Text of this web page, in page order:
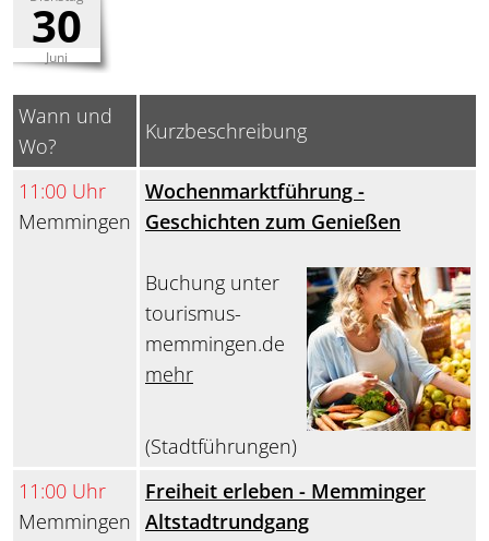
30
Juni
Wann und
Wo?
Kurzbeschreibung
11:00 Uhr
Memmingen
Wochenmarktführung -
Geschichten zum Genießen
Buchung unter
tourismus-
memmingen.de
mehr
(Stadtführungen)
11:00 Uhr
Memmingen
Freiheit erleben - Memminger
Altstadtrundgang